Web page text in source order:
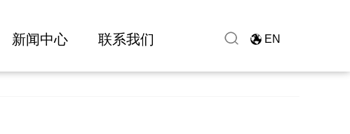
新闻中心 联系我们 EN